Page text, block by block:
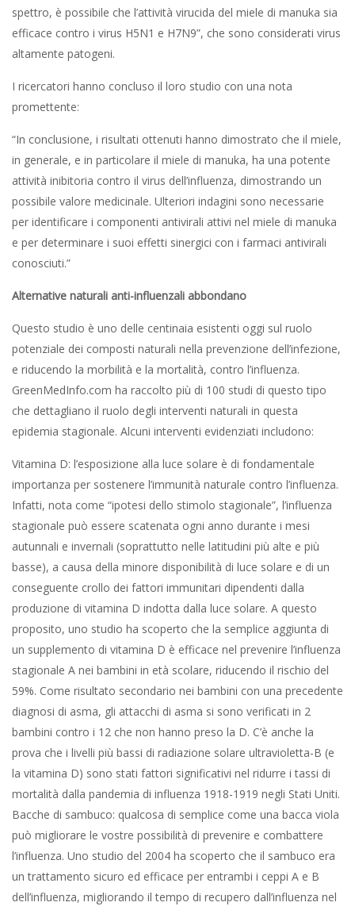
spettro, è possibile che l’attività virucida del miele di manuka sia
efficace contro i virus H5N1 e H7N9”, che sono considerati virus
altamente patogeni.
I ricercatori hanno concluso il loro studio con una nota
promettente:
“In conclusione, i risultati ottenuti hanno dimostrato che il miele,
in generale, e in particolare il miele di manuka, ha una potente
attività inibitoria contro il virus dell’influenza, dimostrando un
possibile valore medicinale. Ulteriori indagini sono necessarie
per identificare i componenti antivirali attivi nel miele di manuka
e per determinare i suoi effetti sinergici con i farmaci antivirali
conosciuti.”
Alternative naturali anti-influenzali abbondano
Questo studio è uno delle centinaia esistenti oggi sul ruolo
potenziale dei composti naturali nella prevenzione dell’infezione,
e riducendo la morbilità e la mortalità, contro l’influenza.
GreenMedInfo.com ha raccolto più di 100 studi di questo tipo
che dettagliano il ruolo degli interventi naturali in questa
epidemia stagionale. Alcuni interventi evidenziati includono:
Vitamina D: l’esposizione alla luce solare è di fondamentale
importanza per sostenere l’immunità naturale contro l’influenza.
Infatti, nota come “ipotesi dello stimolo stagionale”, l’influenza
stagionale può essere scatenata ogni anno durante i mesi
autunnali e invernali (soprattutto nelle latitudini più alte e più
basse), a causa della minore disponibilità di luce solare e di un
conseguente crollo dei fattori immunitari dipendenti dalla
produzione di vitamina D indotta dalla luce solare. A questo
proposito, uno studio ha scoperto che la semplice aggiunta di
un supplemento di vitamina D è efficace nel prevenire l’influenza
stagionale A nei bambini in età scolare, riducendo il rischio del
59%. Come risultato secondario nei bambini con una precedente
diagnosi di asma, gli attacchi di asma si sono verificati in 2
bambini contro i 12 che non hanno preso la D. C’è anche la
prova che i livelli più bassi di radiazione solare ultravioletta-B (e
la vitamina D) sono stati fattori significativi nel ridurre i tassi di
mortalità dalla pandemia di influenza 1918-1919 negli Stati Uniti.
Bacche di sambuco: qualcosa di semplice come una bacca viola
può migliorare le vostre possibilità di prevenire e combattere
l’influenza. Uno studio del 2004 ha scoperto che il sambuco era
un trattamento sicuro ed efficace per entrambi i ceppi A e B
dell’influenza, migliorando il tempo di recupero dall’influenza nel